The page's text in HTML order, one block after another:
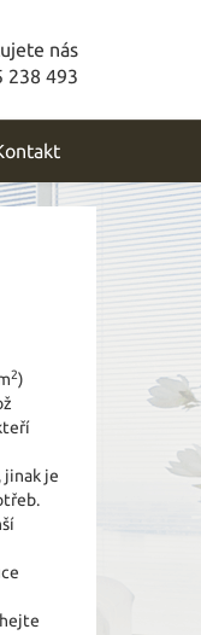
nás
238 493
2)
jinak je